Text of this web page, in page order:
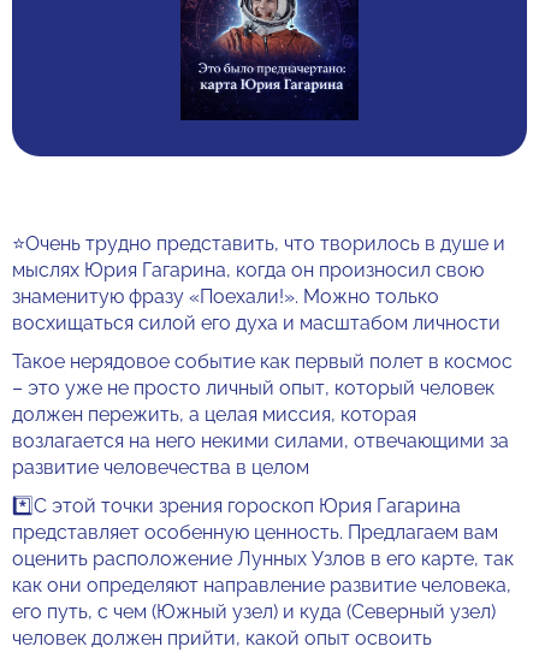
⭐️Очень трудно представить, что творилось в душе и
мыслях Юрия Гагарина, когда он произносил свою
знаменитую фразу «Поехали!». Можно только
восхищаться силой его духа и масштабом личности
Такое нерядовое событие как первый полет в космос
– это уже не просто личный опыт, который человек
должен пережить, а целая миссия, которая
возлагается на него некими силами, отвечающими за
развитие человечества в целом
*️⃣С этой точки зрения гороскоп Юрия Гагарина
представляет особенную ценность. Предлагаем вам
оценить расположение Лунных Узлов в его карте, так
как они определяют направление развитие человека,
его путь, с чем (Южный узел) и куда (Северный узел)
человек должен прийти, какой опыт освоить